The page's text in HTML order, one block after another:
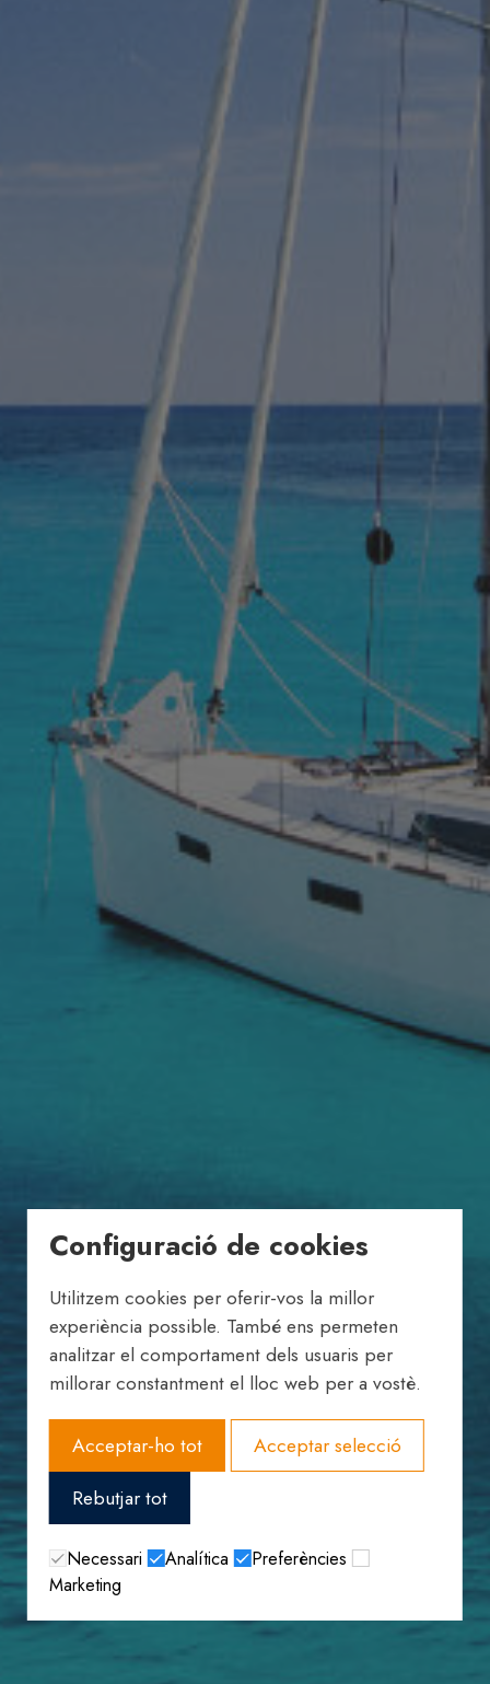
Configuració de cookies
Utilitzem cookies per oferir-vos la millor
experiència possible. També ens permeten
analitzar el comportament dels usuaris per
millorar constantment el lloc web per a vostè.
Acceptar-ho tot
Acceptar selecció
Rebutjar tot
Necessari Analítica
Preferències
Marketing